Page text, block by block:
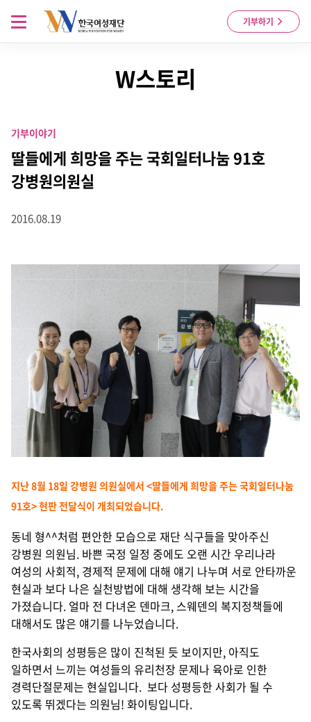
Skip to content
기부하기
메뉴 열기
W스토리
기부이야기
딸들에게 희망을 주는 국회일터나눔 91호
강병원의원실
2016.08.19
지난 8월 18일 강병원 의원실에서 <딸들에게 희망을 주는 국회일터나눔
91호> 현판 전달식이 개최되었습니다.
동네 형^^처럼 편안한 모습으로 재단 식구들을 맞아주신
강병원 의원님. 바쁜 국정 일정 중에도 오랜 시간 우리나라
여성의 사회적, 경제적 문제에 대해 얘기 나누며 서로 안타까운
현실과 보다 나은 실천방법에 대해 생각해 보는 시간을
가졌습니다. 얼마 전 다녀온 덴마크, 스웨덴의 복지정책들에
대해서도 많은 얘기를 나누었습니다.
한국사회의 성평등은 많이 진척된 듯 보이지만, 아직도
일하면서 느끼는 여성들의 유리천장 문제나 육아로 인한
경력단절문제는 현실입니다. 보다 성평등한 사회가 될 수
있도록 뛰겠다는 의원님! 화이팅입니다.